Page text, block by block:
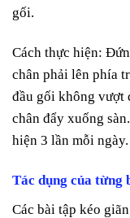
gối.
Cách thực hiện:
chân phải lên phía
đầu gối không vượt
chân đẩy xuống
hiện 3 lần mỗi ngày.
Tác dụng của từng
Các bài tập kéo